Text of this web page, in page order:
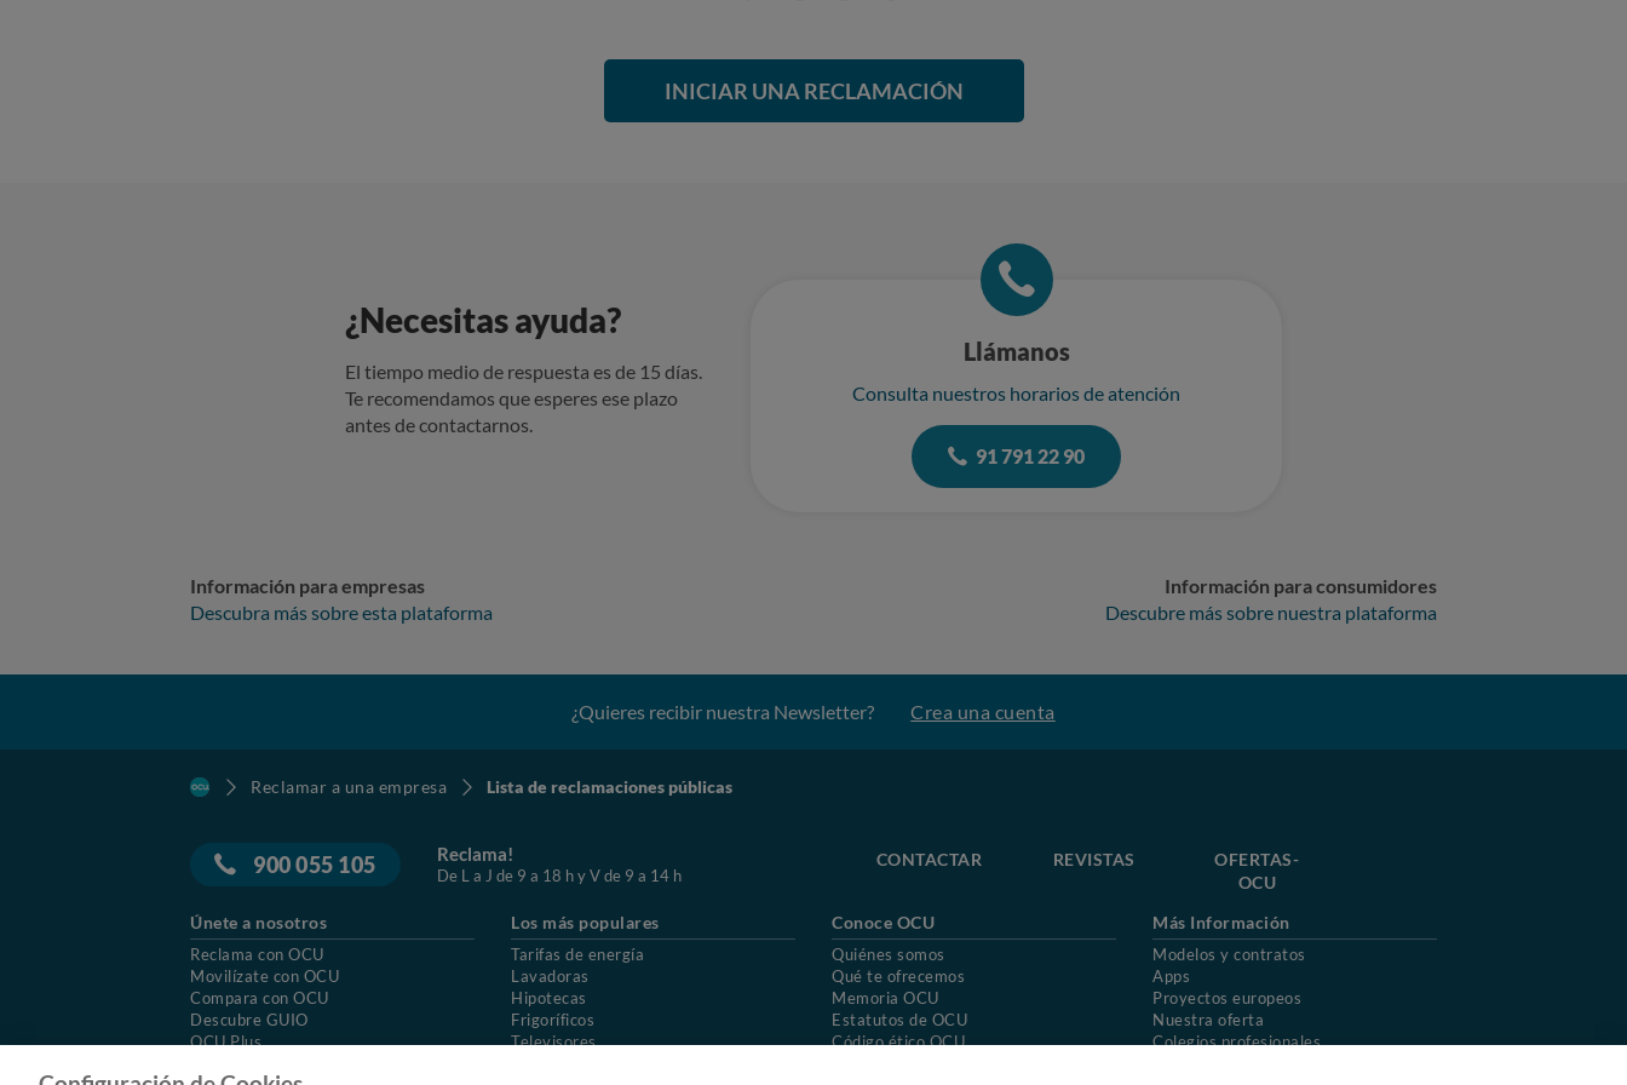
absolutamente engañosa y de ninguna manera presté mi consentimiento en condiciones legalmente exigibles para
importante para mi.
INICIAR UNA RECLAMACIÓN
¿Necesitas ayuda?
El tiempo medio de respuesta es de 15 días.
Te recomendamos que esperes ese plazo
antes de contactarnos.
Llámanos
Consulta nuestros horarios de atención
91 791 22 90
Información para empresas
Descubra más sobre esta plataforma
Información para consumidores
Descubre más sobre nuestra plataforma
¿Quieres recibir nuestra Newsletter? Crea una cuenta
Reclamar a una empresa Lista de reclamaciones públicas
900 055 105 Reclama!
De L a J de 9 a 18 h y V de 9 a 14 h
CONTACTAR REVISTAS
OFERTAS-
OCU
Únete a nosotros
Reclama con OCU
Movilízate con OCU
Compara con OCU
Descubre GUIO
OCU Plus
Los más populares
Tarifas de energía
Lavadoras
Hipotecas
Frigoríficos
Televisores
Conoce OCU
Quiénes somos
Qué te ofrecemos
Memoria OCU
Estatutos de OCU
Código ético OCU
Más Información
Modelos y contratos
Apps
Proyectos europeos
Nuestra oferta
Colegios profesionales